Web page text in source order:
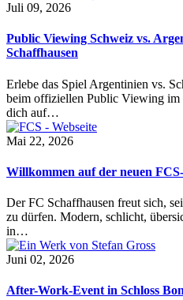
Juli 09, 2026
Public Viewing Schweiz vs.
Schaffhausen
Erlebe das Spiel Argentinien vs.
beim offiziellen Public Viewing im
dich auf…
Mai 22, 2026
Willkommen auf der neuen
Der FC Schaffhausen freut sich,
zu dürfen. Modern, schlicht,
in…
Juni 02, 2026
After-Work-Event in Schloss